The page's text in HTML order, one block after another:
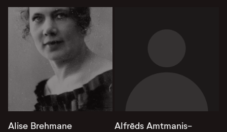
Alise Brehmane
Alfrēds Amtmanis-